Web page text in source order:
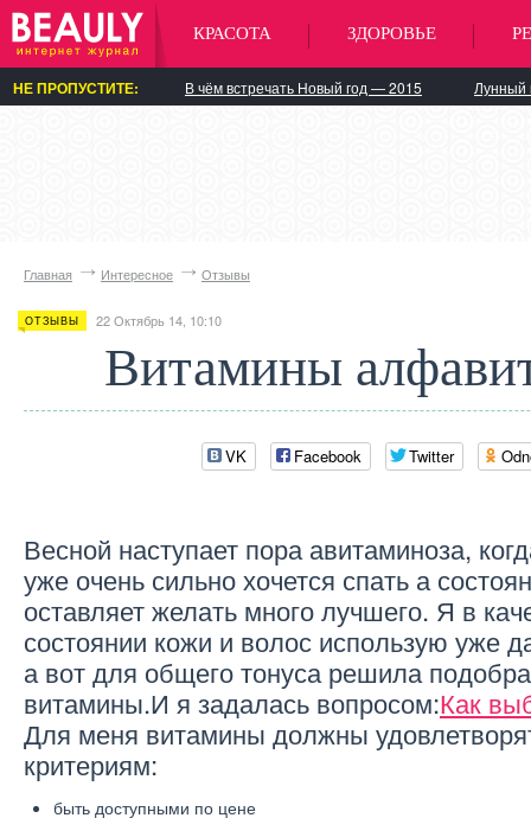
КРАСОТА ЗДОРОВЬЕ
НЕ ПРОПУСТИТЕ: В чём встречать Новый год — 2015 Лунный
Главная Интересное Отзывы
ОТЗЫВЫ 22 Октябрь 14, 10:10
Витамины
VK Facebook Twitter
Весной наступает пора авитаминоза,
уже очень сильно хочется спать а
оставляет желать много лучшего. Я в
состоянии кожи и волос использую уже
а вот для общего тонуса решила
витамины.И я задалась вопросом:Как
Для меня витамины должны
критериям:
быть доступными по цене